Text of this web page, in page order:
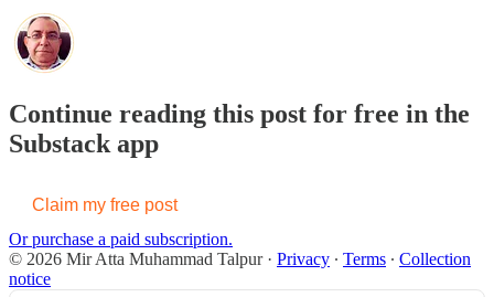
Continue reading this post for free in the
Substack app
Claim my free post
Or purchase a paid subscription.
© 2026 Mir Atta Muhammad Talpur· Privacy ∙ Terms ∙ Collection
notice